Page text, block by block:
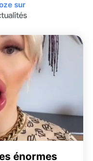
sur
énormes